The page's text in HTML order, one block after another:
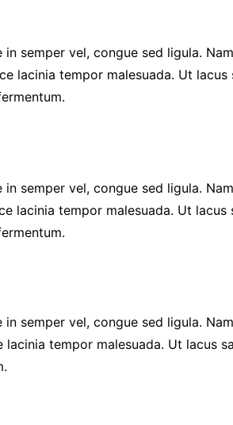
in semper vel, congue sed ligula.
lacinia tempor malesuada. Ut
in semper vel, congue sed ligula.
lacinia tempor malesuada. Ut
in semper vel, congue sed ligula.
lacinia tempor malesuada. Ut lacus